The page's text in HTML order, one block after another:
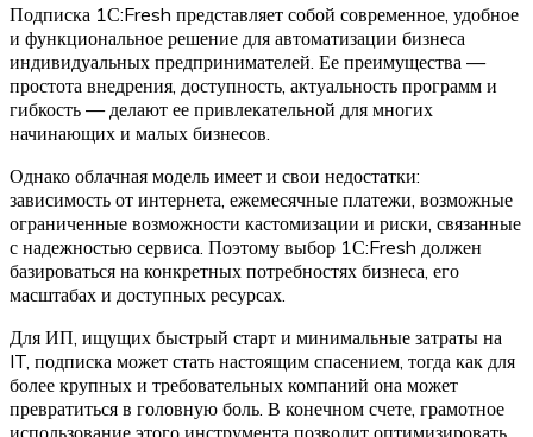
Подписка 1С:Fresh представляет собой современное, удобное
и функциональное решение для автоматизации бизнеса
индивидуальных предпринимателей. Ее преимущества —
простота внедрения, доступность, актуальность программ и
гибкость — делают ее привлекательной для многих
начинающих и малых бизнесов.
Однако облачная модель имеет и свои недостатки:
зависимость от интернета, ежемесячные платежи, возможные
ограниченные возможности кастомизации и риски, связанные
с надежностью сервиса. Поэтому выбор 1С:Fresh должен
базироваться на конкретных потребностях бизнеса, его
масштабах и доступных ресурсах.
Для ИП, ищущих быстрый старт и минимальные затраты на
IT, подписка может стать настоящим спасением, тогда как для
более крупных и требовательных компаний она может
превратиться в головную боль. В конечном счете, грамотное
использование этого инструмента позволит оптимизировать